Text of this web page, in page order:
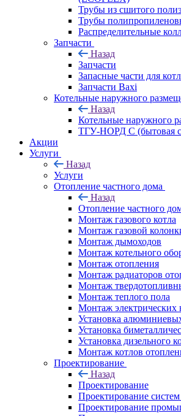
Трубы из сшитого
Трубы
Распределительные
Запчасти
Назад
Запчасти
Запасные части для
Запчасти Baxi
Котельные наружного
Назад
Котельные наружного
ТГУ-НОРД С (бытовая
Акции
Услуги
Назад
Услуги
Отопление частного дома
Назад
Отопление частного
Монтаж газового котла
Монтаж газовой
Монтаж дымоходов
Монтаж котельного
Монтаж отопления
Монтаж радиаторов
Монтаж
Монтаж теплого пола
Монтаж электрических
Установка
Установка
Установка дизельного
Монтаж котлов
Проектирование
Назад
Проектирование
Проектирование
Проектирование